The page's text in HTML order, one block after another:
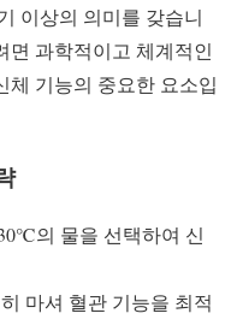
이상의 의미를 갖습니
면 과학적이고 체계적인
체 기능의 중요한 요소입
의 물을 선택하여 신
마셔 혈관 기능을 최적